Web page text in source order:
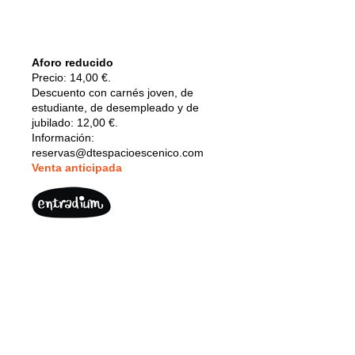
Aforo reducido
Precio: 14,00 €.
Descuento con carnés joven, de
estudiante, de desempleado y de
jubilado: 12,00 €.
Información:
reservas@dtespacioescenico.com
Venta anticipada